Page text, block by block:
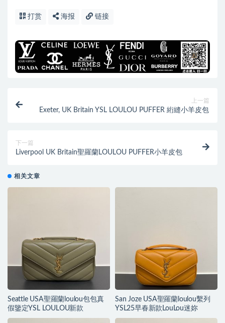
打赏 海报 链接
上一篇
Exeter, UK Britain YSL LOULOU PUFFER 絎縫小羊皮包
下一篇
Liverpool UK Britain聖羅蘭LOULOU PUFFER小羊皮包
相关文章
Seattle USA聖羅蘭loulou包包真
假鑒定YSL LOULOU新款
San Joze USA聖羅蘭loulou繫列
YSL25早春新款LouLou迷妳